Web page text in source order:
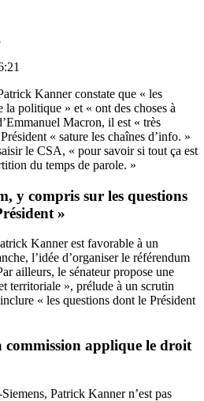
Kanner constate que « les
politique » et « ont des choses à
Macron, il est « très
« sature les chaînes d’info. »
le CSA, « pour savoir si tout ça est
du temps de parole. »
y compris sur les questions
»
Kanner est favorable à un
l’idée d’organiser le référendum
ailleurs, le sénateur propose une
territoriale », prélude à un scrutin
« les questions dont le Président
commission applique le droit
Patrick Kanner n’est pas